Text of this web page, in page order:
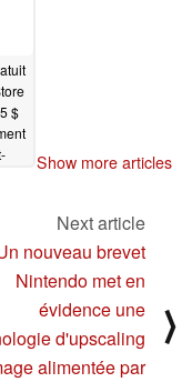
$
Show more articles
Next article
nouveau brevet
Nintendo met en
évidence une
d'upscaling
alimentée par
⟩